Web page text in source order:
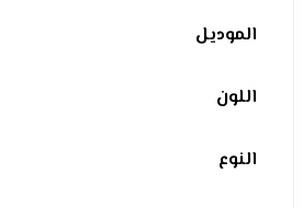
الموديل
اللون
النوع